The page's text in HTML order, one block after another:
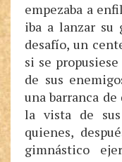
empezaba a
iba a lanzar su
desafío, un
si se
de sus
una barranca
la vista de sus
quienes,
gimnástico